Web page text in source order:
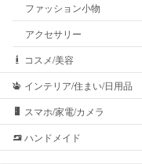
ファッション小物
アクセサリー
コスメ/美容
インテリア/住まい/日用品
スマホ/家電/カメラ
ハンドメイド